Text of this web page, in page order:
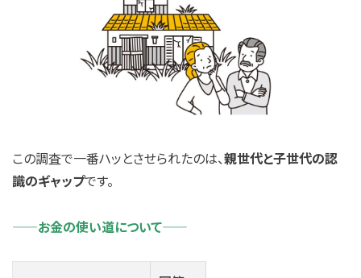
この調査で一番ハッとさせられたのは、親世代と子世代の認
識のギャップです。
——お金の使い道について——